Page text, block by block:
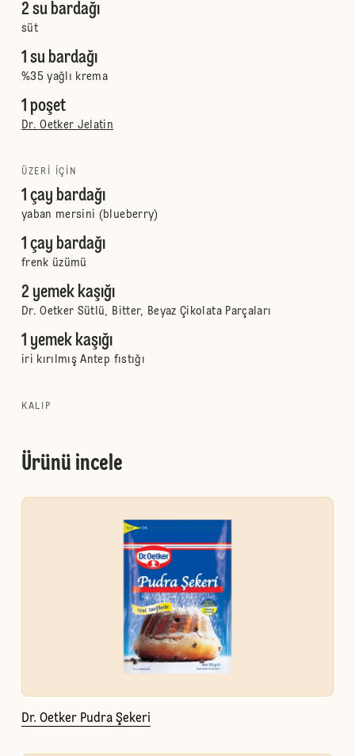
2 su bardağı
süt
1 su bardağı
%35 yağlı krema
1 poşet
Dr. Oetker Jelatin
ÜZERI IÇIN
1 çay bardağı
yaban mersini (blueberry)
1 çay bardağı
frenk üzümü
2 yemek kaşığı
Dr. Oetker Sütlü, Bitter, Beyaz Çikolata Parçaları
1 yemek kaşığı
iri kırılmış Antep fıstığı
KALIP
Ürünü incele
Dr. Oetker Pudra Şekeri